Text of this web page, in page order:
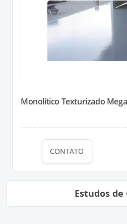
Monolítico Texturizado
CONTATO
Estudos de